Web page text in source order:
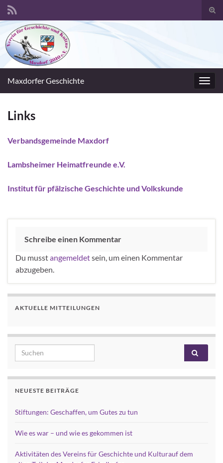
Search for:
Maxdorfer Geschichte
Links
Verbandsgemeinde Maxdorf
Lambsheimer Heimatfreunde e.V.
Institut für pfälzische Geschichte und Volkskunde
Schreibe einen Kommentar
Du musstangemeldetsein, um einen Kommentar
abzugeben.
AKTUELLE MITTEILUNGEN
Search for:
NEUESTE BEITRÄGE
Stiftungen: Geschaffen, um Gutes zu tun
Wie es war – und wie es gekommen ist
Aktivitäten des Vereins für Geschichte und Kulturauf dem